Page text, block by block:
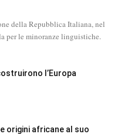
della Repubblica Italiana, nel
per le minoranze linguistiche.
l’Europa
origini africane al suo